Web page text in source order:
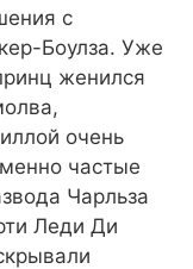
с
Боулза. Уже
женился
очень
частые
Чарльза
Леди Ди